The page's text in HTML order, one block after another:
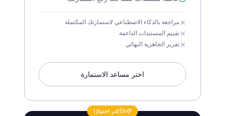
مراجعة بالذكاء الاصطناعي لاستمارتك المكتملة
تقييم المستندات الداعمة
تقرير الجاهزية النهائي
اختر مساعد الاستمارة
الأكثر اختيارًا